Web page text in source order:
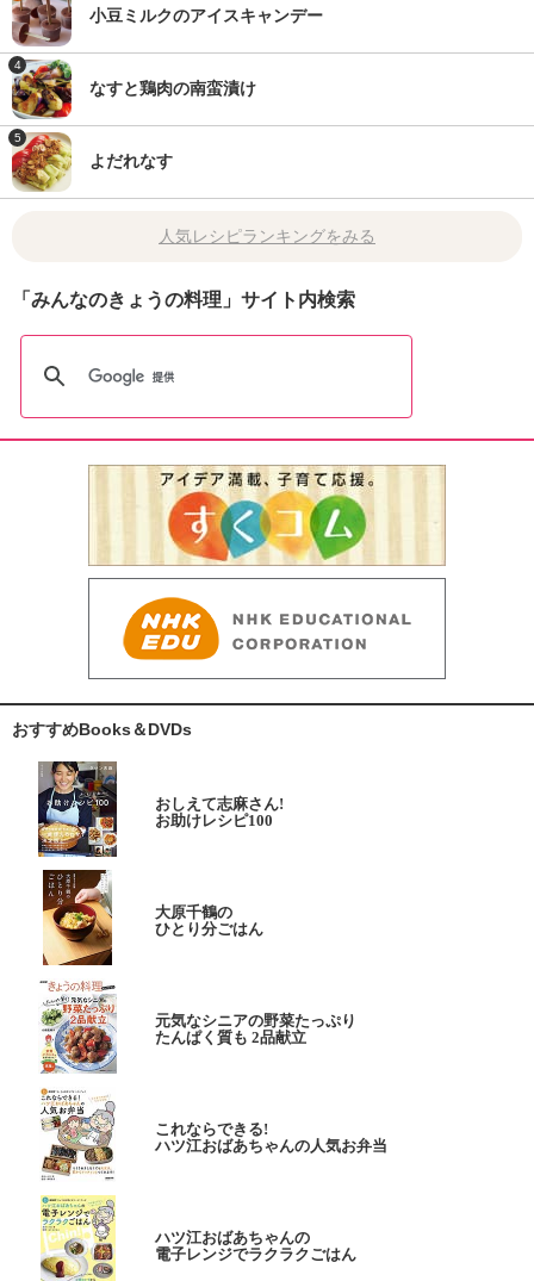
小豆ミルクのアイスキャンデー
4
なすと鶏肉の南蛮漬け
5
よだれなす
人気レシピランキングをみる
「みんなのきょうの料理」サイト内検索
おすすめBooks＆DVDs
おしえて志麻さん!
お助けレシピ100
大原千鶴の
ひとり分ごはん
元気なシニアの野菜たっぷり
たんぱく質も 2品献立
これならできる!
ハツ江おばあちゃんの人気お弁当
ハツ江おばあちゃんの
電子レンジでラクラクごはん